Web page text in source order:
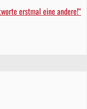
erstmal eine andere!“